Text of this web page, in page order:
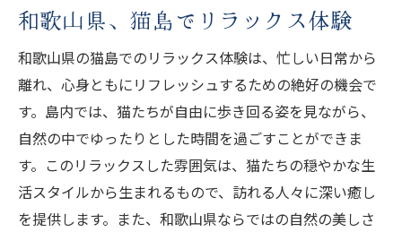
和歌山の猫島で自然と猫に触れる
和歌山県猫島で自然と猫を楽しむ
和歌山県の猫島で自然を満喫
和歌山県猫島での自然と猫の調和
自然と猫に出会う和歌山県の旅
和歌山県の猫島で自然を体感
和歌山県猫島で猫と自然に親しむ
和歌山県、猫島でリラックス体験
和歌山県の猫島でのリラックス体験は、忙しい日常から
離れ、心身ともにリフレッシュするための絶好の機会で
す。島内では、猫たちが自由に歩き回る姿を見ながら、
自然の中でゆったりとした時間を過ごすことができま
す。このリラックスした雰囲気は、猫たちの穏やかな生
活スタイルから生まれるもので、訪れる人々に深い癒し
を提供します。また、和歌山県ならではの自然の美しさ